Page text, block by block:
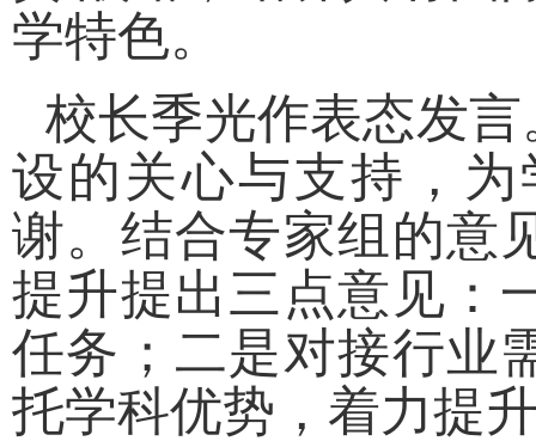
学特色。
校长季光作表态发
设的关心与支持，
谢。结合专家组的意
提升提出三点意见：
任务；二是对接行业
托学科优势，着力提